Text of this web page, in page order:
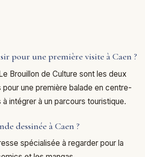
pour une première visite à Caen ?
Brouillon de Culture sont les deux
une première balade en centre-
intégrer à un parcours touristique.
dessinée à Caen ?
spécialisée à regarder pour la